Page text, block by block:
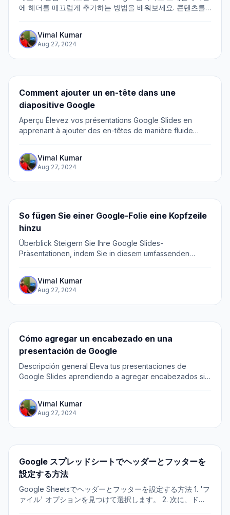
에 헤더를 매끄럽게 추가하는 방법을 배워보세요. 콘텐츠를
하여 시각적 매력을 높이세요. 단계별 튜토리얼을 통해 프레
젠테이션 레이아웃을 최적화하고 Google 슬라이드 플랫폼
에서 전반적인 커뮤니케이션을 개선할 수 있도록 지원합니
다.
Vimal Kumar
Aug 27, 2024
Comment ajouter un en-tête dans une
diapositive Google
Aperçu Élevez vos présentations Google Slides en
apprenant à ajouter des en-têtes de manière fluide
améliorez l'attrait visuel en intégrant des...
Vimal Kumar
Aug 27, 2024
So fügen Sie einer Google-Folie eine Kopfzeile
hinzu
Überblick Steigern Sie Ihre Google Slides-
Präsentationen, indem Sie in diesem umfassenden
können.
Vimal Kumar
Aug 27, 2024
Cómo agregar un encabezado en una
presentación de Google
Descripción general Eleva tus presentaciones de
Google Slides aprendiendo a agregar encabezados sin
y mejora el atractivo visual al incorporar...
Vimal Kumar
Aug 27, 2024
Google スプレッドシートでヘッダーとフッターを
設定する方法
Google Sheetsでヘッダーとフッターを設定する方法 1. 'フ
ァイル' オプションを見つけて選択します。 2. 次に、ドロ